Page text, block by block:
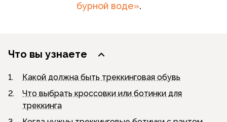
бурной воде».
Что вы узнаете
1.
Какой должна быть треккинговая обувь
2.
Что выбрать кроссовки или ботинки для
треккинга